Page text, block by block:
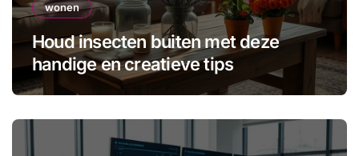
wonen
Houd insecten buiten met deze
handige en creatieve tips